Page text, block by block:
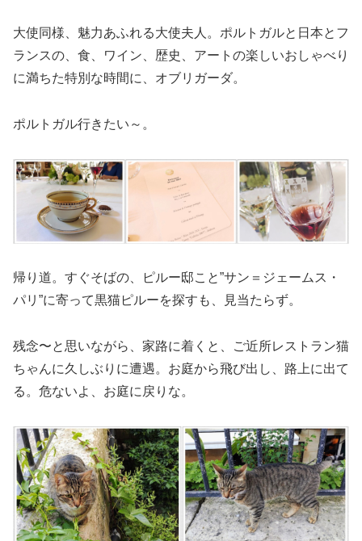
大使同様、魅力あふれる大使夫人。ポルトガルと日本とフ
ランスの、食、ワイン、歴史、アートの楽しいおしゃべり
に満ちた特別な時間に、オブリガーダ。
ポルトガル行きたい～。
帰り道。すぐそばの、ピルー邸こと”サン＝ジェームス・
パリ”に寄って黒猫ピルーを探すも、見当たらず。
残念〜と思いながら、家路に着くと、ご近所レストラン猫
ちゃんに久しぶりに遭遇。お庭から飛び出し、路上に出て
る。危ないよ、お庭に戻りな。